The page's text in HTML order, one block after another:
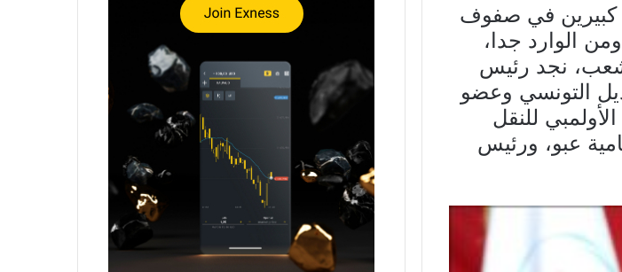
كبيرين في صفوف
الوارد جدا،
نجد رئيس
التونسي وعضو
للنقل
عبو، ورئيس